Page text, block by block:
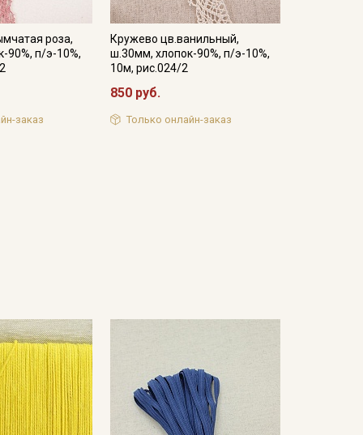
роза,
90%, п/э-10%,
заказ
Кружево цв.ванильный,
ш.30мм, хлопок-90%, п/э-10%,
10м, рис.024/2
850 руб.
Только онлайн-заказ